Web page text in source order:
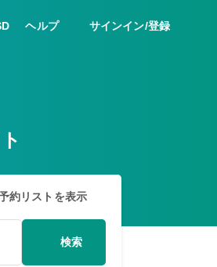
ヘルプ サインイン/登録
約リストを表示
検索